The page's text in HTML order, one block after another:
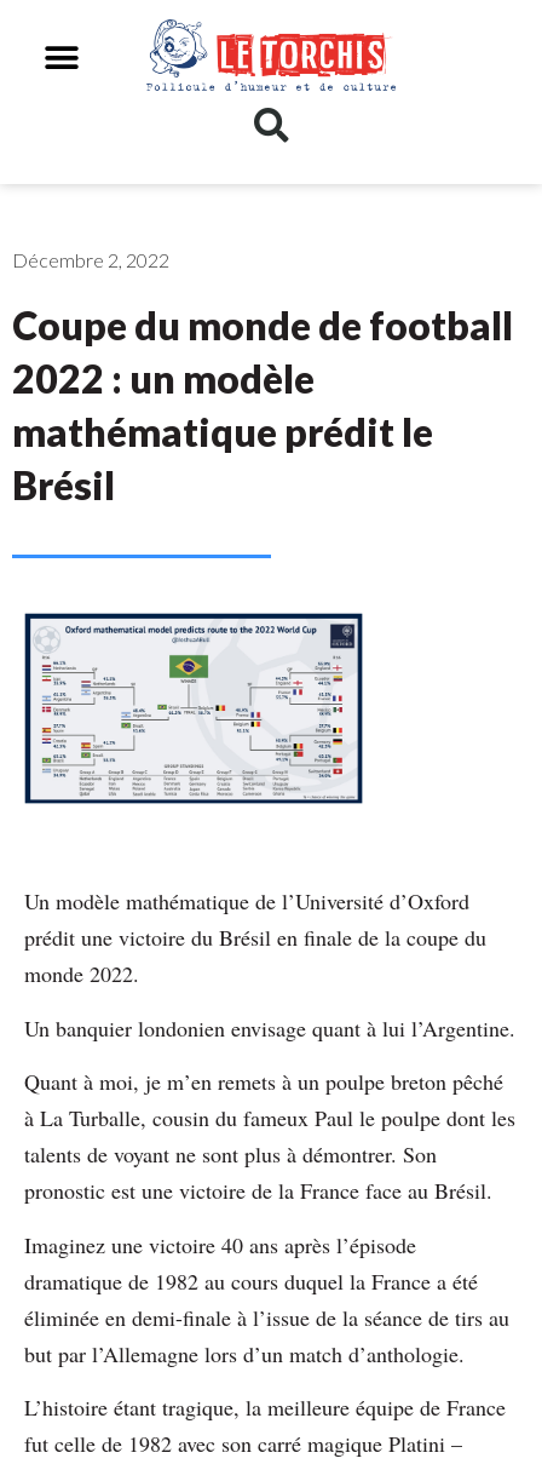
Décembre 2, 2022
Coupe du monde de football
2022 : un modèle
mathématique prédit le
Brésil
Un modèle mathématique de l’Université d’Oxford
prédit une victoire du Brésil en finale de la coupe du
monde 2022.
Un banquier londonien envisage quant à lui l’Argentine.
Quant à moi, je m’en remets à un poulpe breton pêché
à La Turballe, cousin du fameux Paul le poulpe dont les
talents de voyant ne sont plus à démontrer. Son
pronostic est une victoire de la France face au Brésil.
Imaginez une victoire 40 ans après l’épisode
dramatique de 1982 au cours duquel la France a été
éliminée en demi-finale à l’issue de la séance de tirs au
but par l’Allemagne lors d’un match d’anthologie.
L’histoire étant tragique, la meilleure équipe de France
fut celle de 1982 avec son carré magique Platini –